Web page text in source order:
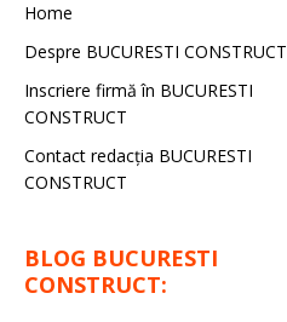
Home
Despre BUCURESTI CONSTRUCT
Inscriere firmă în BUCURESTI
CONSTRUCT
Contact redacţia BUCURESTI
CONSTRUCT
BLOG BUCURESTI
CONSTRUCT: